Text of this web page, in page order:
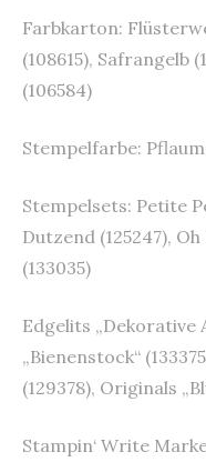
Farbkarton:
(108615), Safrangelb
(106584)
Stempelfarbe:
Stempelsets: Petite
Dutzend (125247),
(133035)
Edgelits „Dekorative
„Bienenstock“
(129378), Originals
Stampin‘ Write